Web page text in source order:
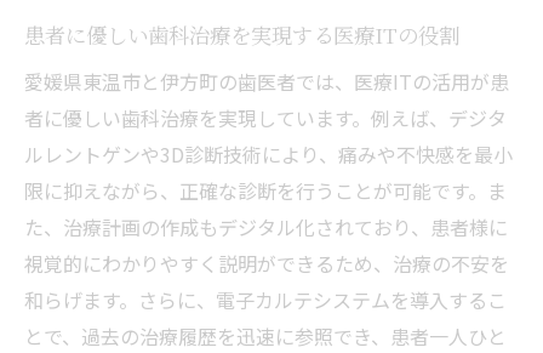
導入する背景
地域特性を考慮した医療ITの活用法
患者のニーズに応えるためのIT戦略
歯科治療におけるIT導入のメリットとデメ
リット
愛媛県東温市と伊方町での医療ITの将来展
望
医療ITがもたらす地域医療の変革
患者に優しい歯科治療を実現する医療ITの役割
愛媛県東温市と伊方町の歯医者では、医療ITの活用が患
者に優しい歯科治療を実現しています。例えば、デジタ
ルレントゲンや3D診断技術により、痛みや不快感を最小
限に抑えながら、正確な診断を行うことが可能です。ま
た、治療計画の作成もデジタル化されており、患者様に
視覚的にわかりやすく説明ができるため、治療の不安を
和らげます。さらに、電子カルテシステムを導入するこ
とで、過去の治療履歴を迅速に参照でき、患者一人ひと